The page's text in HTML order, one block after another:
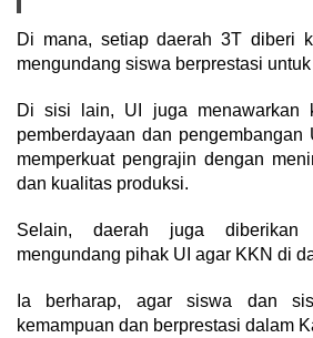
Di mana, setiap daerah 3T diberi
mengundang siswa berprestasi
Di sisi lain, UI juga menawarkan
pemberdayaan dan pengembangan
memperkuat pengrajin dengan
dan kualitas produksi.
Selain, daerah juga diberikan
mengundang pihak UI agar KKN di
Ia berharap, agar siswa dan
kemampuan dan berprestasi dalam